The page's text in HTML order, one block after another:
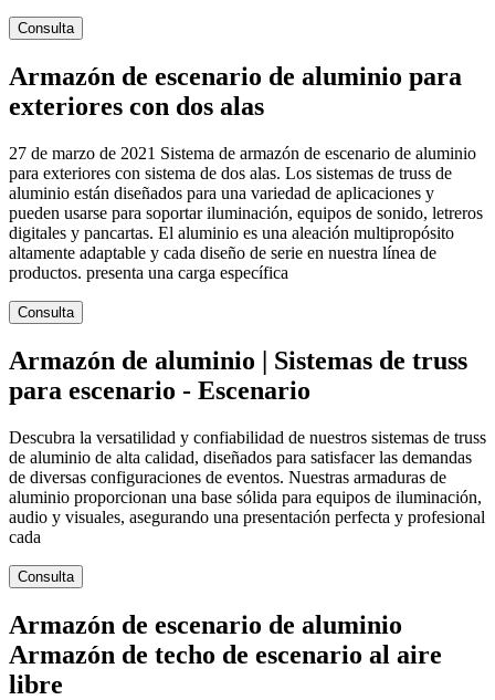
Consulta
Armazón de escenario de aluminio para
exteriores con dos alas
27 de marzo de 2021 Sistema de armazón de escenario de aluminio
para exteriores con sistema de dos alas. Los sistemas de truss de
aluminio están diseñados para una variedad de aplicaciones y
pueden usarse para soportar iluminación, equipos de sonido, letreros
digitales y pancartas. El aluminio es una aleación multipropósito
altamente adaptable y cada diseño de serie en nuestra línea de
productos. presenta una carga específica
Consulta
Armazón de aluminio | Sistemas de truss
para escenario - Escenario
Descubra la versatilidad y confiabilidad de nuestros sistemas de truss
de aluminio de alta calidad, diseñados para satisfacer las demandas
de diversas configuraciones de eventos. Nuestras armaduras de
aluminio proporcionan una base sólida para equipos de iluminación,
audio y visuales, asegurando una presentación perfecta y profesional
cada
Consulta
Armazón de escenario de aluminio
Armazón de techo de escenario al aire
libre